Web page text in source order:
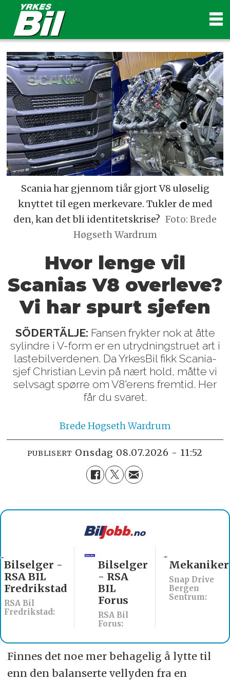
Scania har gjennom tiår gjort V8 uløselig
knyttet til egen merkevare. Tukler de med
den, kan det bli identitetskrise? Foto: Brede
Høgseth Wardrum
Hvor lenge vil
Scanias V8 overleve?
Vi har spurt sjefen
SÖDERTÄLJE: Fansen frykter nok at åtte
sylindre i V-form er en utrydningstruet art i
lastebilverdenen. Da YrkesBil fikk Scania-
sjef Christian Levin på nært hold, måtte vi
selvsagt spørre om V8'erens fremtid. Her
får du svaret.
Brede Høgseth Wardrum
PUBLISERT onsdag 08.07.2026 - 11:52
RSA Bil
Bilselger
- RSA
BIL
Forus
Snap Drive
Bergen
Sentrum:
Mekaniker
Billakkerer
søkes til
Werksta
Åsane
Finnes det noe mer behagelig å lytte til
enn den balanserte vellyden fra en